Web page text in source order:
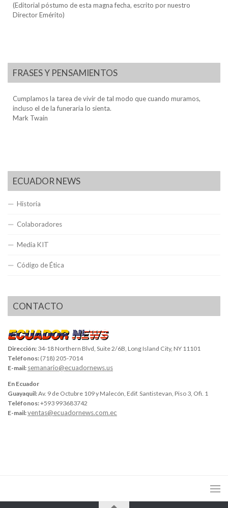
(Editorial póstumo de esta magna fecha, escrito por nuestro
Director Emérito)
FRASES Y PENSAMIENTOS
Cumplamos la tarea de vivir de tal modo que cuando muramos,
incluso el de la funeraria lo sienta.
Mark Twain
ECUADOR NEWS
Historia
Colaboradores
Media KIT
Código de Ética
CONTACTO
Dirección: 34-18 Northern Blvd, Suite 2/6B, Long Island City, NY 11101
Teléfonos: (718) 205-7014
E-mail: semanario@ecuadornews.us
En Ecuador
Guayaquil:Av. 9 de Octubre 109 y Malecón, Edif. Santistevan, Piso 3, Ofi. 1
Teléfonos:+593 993683742
E-mail:ventas@ecuadornews.com.ec